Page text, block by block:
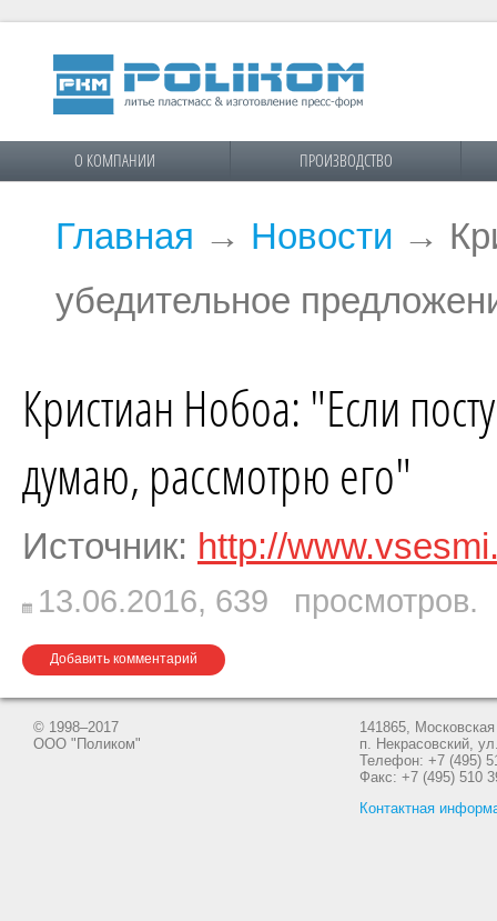
О КОМПАНИИ ПРОИЗВОДСТВО
Главная → Новости →
убедительное
Кристиан Нобоа: "Если
думаю, рассмотрю его"
Источник: http://
13.06.2016, 639 просмотров.
Добавить комментарий
© 1998–2017
ООО "Поликом"
141865,
п. Некрасовский,
Телефон: +7 (495)
Факс: +7 (495) 510
Контактная